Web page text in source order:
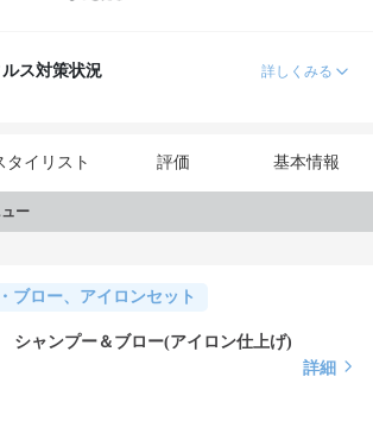
ス対策状況 詳しくみる
タイリスト 評価 基本情報
ー
ブロー、アイロンセット
シャンプー＆ブロー(アイロン仕上げ)
詳細